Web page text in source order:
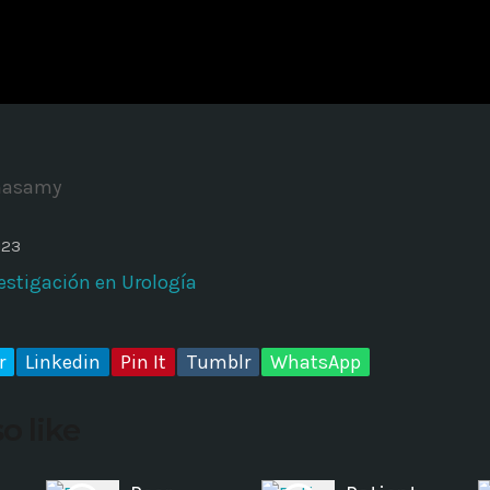
Time
en Urología
Linkedin Pin It Tumblr WhatsApp